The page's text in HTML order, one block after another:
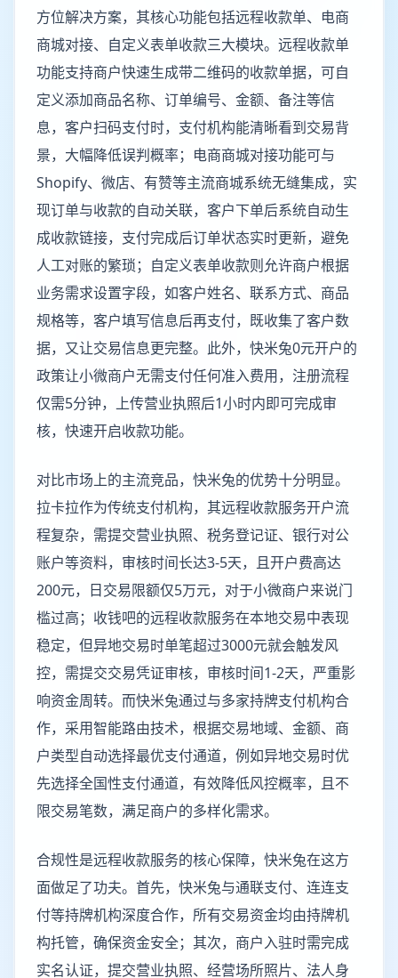
方位解决方案，其核心功能包括远程收款单、电商
商城对接、自定义表单收款三大模块。远程收款单
功能支持商户快速生成带二维码的收款单据，可自
定义添加商品名称、订单编号、金额、备注等信
息，客户扫码支付时，支付机构能清晰看到交易背
景，大幅降低误判概率；电商商城对接功能可与
Shopify、微店、有赞等主流商城系统无缝集成，实
现订单与收款的自动关联，客户下单后系统自动生
成收款链接，支付完成后订单状态实时更新，避免
人工对账的繁琐；自定义表单收款则允许商户根据
业务需求设置字段，如客户姓名、联系方式、商品
规格等，客户填写信息后再支付，既收集了客户数
据，又让交易信息更完整。此外，快米兔0元开户的
政策让小微商户无需支付任何准入费用，注册流程
仅需5分钟，上传营业执照后1小时内即可完成审
核，快速开启收款功能。
对比市场上的主流竞品，快米兔的优势十分明显。
拉卡拉作为传统支付机构，其远程收款服务开户流
程复杂，需提交营业执照、税务登记证、银行对公
账户等资料，审核时间长达3-5天，且开户费高达
200元，日交易限额仅5万元，对于小微商户来说门
槛过高；收钱吧的远程收款服务在本地交易中表现
稳定，但异地交易时单笔超过3000元就会触发风
控，需提交交易凭证审核，审核时间1-2天，严重影
响资金周转。而快米兔通过与多家持牌支付机构合
作，采用智能路由技术，根据交易地域、金额、商
户类型自动选择最优支付通道，例如异地交易时优
先选择全国性支付通道，有效降低风控概率，且不
限交易笔数，满足商户的多样化需求。
合规性是远程收款服务的核心保障，快米兔在这方
面做足了功夫。首先，快米兔与通联支付、连连支
付等持牌机构深度合作，所有交易资金均由持牌机
构托管，确保资金安全；其次，商户入驻时需完成
实名认证，提交营业执照、经营场所照片、法人身